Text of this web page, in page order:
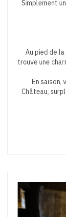
Simplement
Au pied de
trouve une
En saison,
Château,